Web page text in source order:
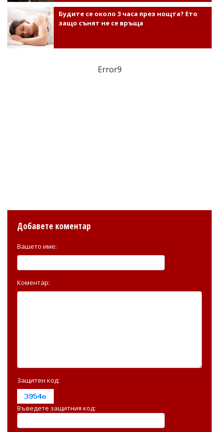
Будите се около 3 часа през нощта? Ето
защо сънят не се връща
Error9
Добавете коментар
Вашето име:
Коментар:
Защитен код:
Въведете защитния код: